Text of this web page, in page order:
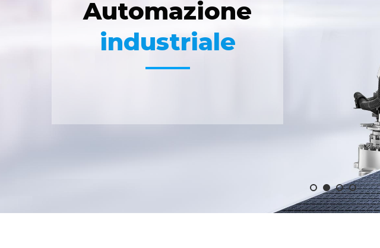
Automazione
industriale